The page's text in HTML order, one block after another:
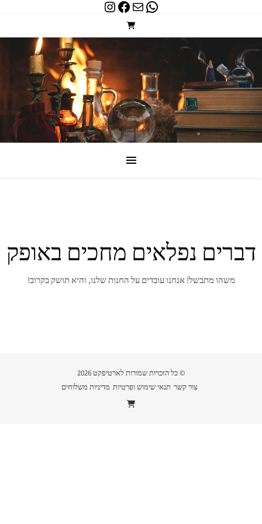
WhatsApp
Mail
Facebook
Instagram
דברים נפלאים מחכים באופק
משהו מתבשל! אנחנו עובדים על החנות שלנו, והיא תושק בקרוב!
© כל הזכויות שמורות לארטיפקט 2026
צור קשר תנאי שימוש ופרטיות מדיניות משלוחים